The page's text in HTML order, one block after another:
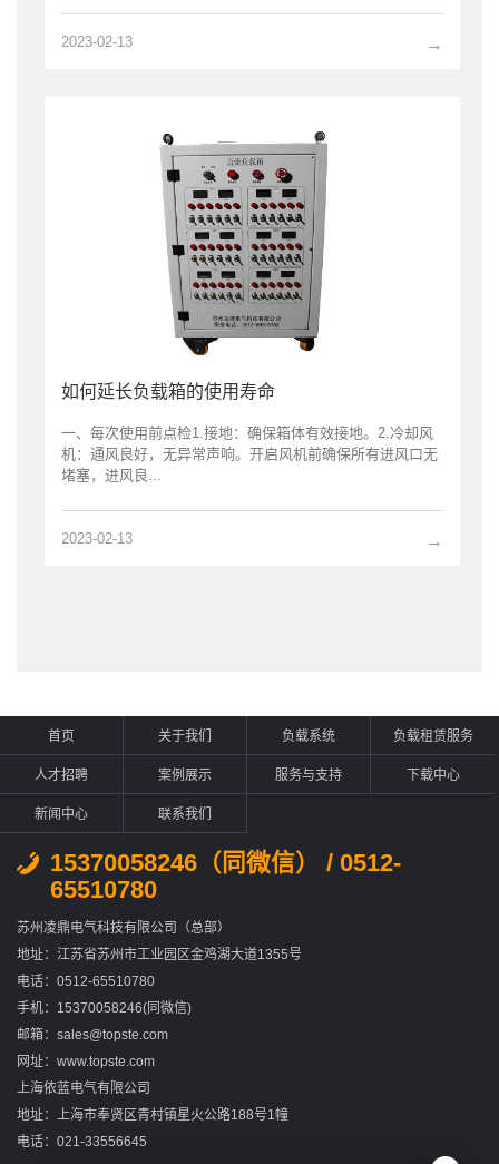
→
2023-02-13
如何延长负载箱的使用寿命
一、每次使用前点检1.接地：确保箱体有效接地。2.冷却风
机：通风良好，无异常声响。开启风机前确保所有进风口无
堵塞，进风良...
→
2023-02-13
首页 关于我们 负载系统 负载租赁服务
人才招聘 案例展示 服务与支持 下载中心
新闻中心 联系我们
15370058246（同微信） / 0512-
65510780
苏州凌鼎电气科技有限公司（总部）
地址：江苏省苏州市工业园区金鸡湖大道1355号
电话：0512-65510780
手机：15370058246(同微信)
邮箱：sales@topste.com
网址：www.topste.com
上海依蓝电气有限公司
地址：上海市奉贤区青村镇星火公路188号1幢
电话：021-33556645